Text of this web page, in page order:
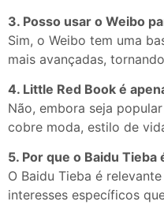
3. Posso usar o Weibo
Sim, o Weibo tem uma
mais avançadas,
4. Little Red Book é
Não, embora seja
cobre moda, estilo de
5. Por que o Baidu Tieba
O Baidu Tieba é
interesses específicos